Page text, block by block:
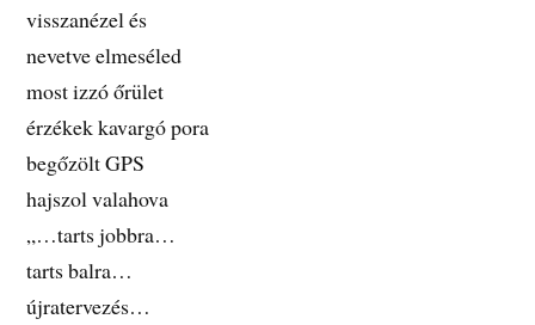
visszanézel és
nevetve elmeséled
most izzó őrület
érzékek kavargó pora
begőzölt GPS
hajszol valahova
„…tarts jobbra…
tarts balra…
újratervezés…